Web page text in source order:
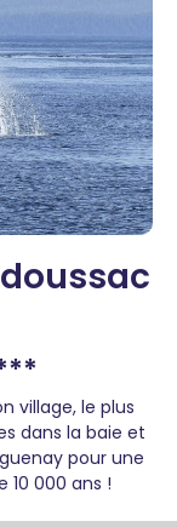
village, le plus
dans la baie et
pour une
000 ans !